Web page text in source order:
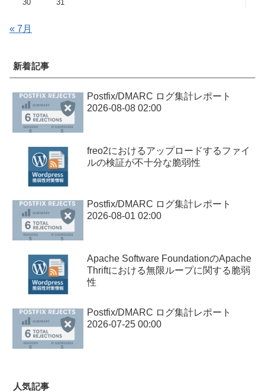
30
31
« 7月
新着記事
Postfix/DMARC ログ集計レポート
2026-08-08 02:00
freo2におけるアップロードするファイ
ルの検証が不十分な脆弱性
Postfix/DMARC ログ集計レポート
2026-08-01 02:00
Apache Software FoundationのApache
Thriftにおける無限ループに関する脆弱
性
Postfix/DMARC ログ集計レポート
2026-07-25 00:00
人気記事